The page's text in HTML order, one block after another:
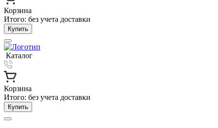
Корзина
Итого: без учета доставки
Купить
Каталог
Корзина
Итого: без учета доставки
Купить